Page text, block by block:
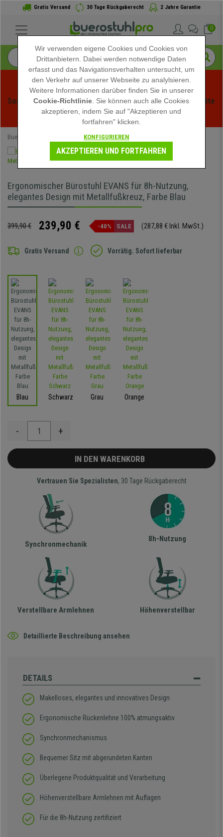
Gratis Versand 30 Tage Rückgaberecht 2 Jahre Garantie
0
Sommerschlussverauf bei buerstuhlpro! Exklusive Rabatte
für kurze Zeit - Aktion ansehen -
Buerostuhlpro Ergonomische Bürostühle
Ergonomischer Bürostuhl EVANS für 8h-Nutzung,
elegantes Design mit Metallfußkreuz, Farbe Blau
399,90 € 239,90 € -40% SALE (287,88 € Inkl. MwSt.)
Gratis Versand Vorrätig. Sofort lieferbar
Blau Schwarz Grau Orange
- +
IN DEN WARENKORB
Vertrauen Sie Spezialisten, 30 Tage Rückgaberecht
Synchronmechanik
8h-Nutzung
Verstellbare Armlehnen Höhenverstellbar
Detaillierte Beschreibung ansehen
DETAILS
Makelloses, elegantes und innovatives Design
Ergonomische Rückenlehne 100% atmungsaktiv
Synchronmechanismus
Bequemer Sitz mit abgerundeten Kanten
Überlegene Produktqualität und Verarbeitung
Höhenverstellbare Armlehnen mit Auflagen
Für die 8h-Nutzung zertifiziert
Wir verwenden eigene Cookies und Cookies von
Drittanbietern. Dabei werden notwendige Daten
erfasst und das Navigationsverhalten untersucht, um
den Verkehr auf unserer Webseite zu analylsieren.
Weitere Informationen darüber finden Sie in unserer
Cookie-Richtlinie . Sie können auch alle Cookies
akzeptieren, indem Sie auf "Akzeptieren und
fortfahren" klicken.
KONFIGURIEREN
AKZEPTIEREN UND FORTFAHREN